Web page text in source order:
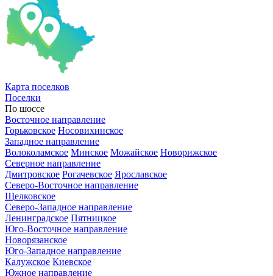
Карта поселков
Поселки
По шоссе
Восточное направление
Горьковское Носовихинское
Западное направление
Волоколамское Минское Можайское Новорижское
Северное направление
Дмитровское Рогачевское Ярославское
Северо-Восточное направление
Щелковское
Северо-Западное направление
Ленинградское Пятницкое
Юго-Восточное направление
Новорязанское
Юго-Западное направление
Калужское Киевское
Южное направление